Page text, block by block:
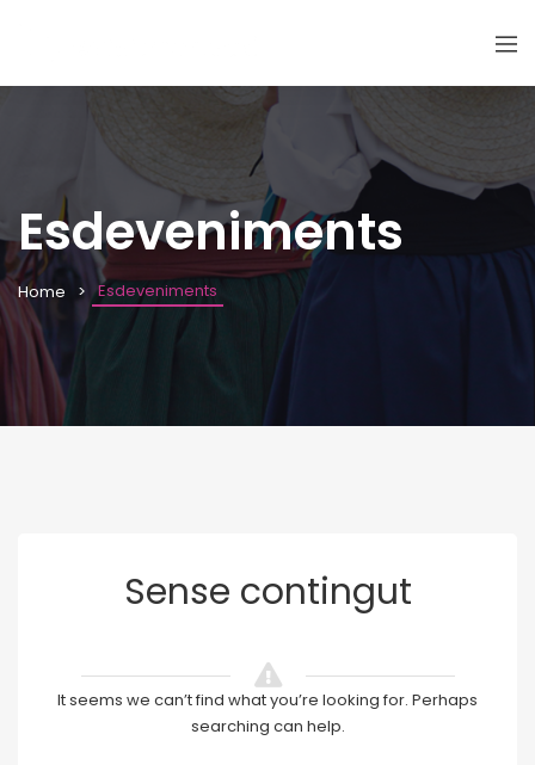
Esdeveniments
Home Esdeveniments
Sense contingut
It seems we can’t find what you’re looking for. Perhaps
searching can help.